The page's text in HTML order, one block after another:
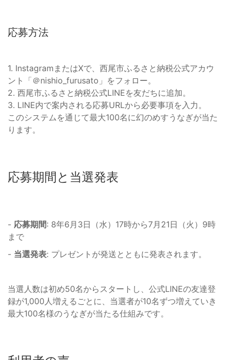
応募方法
1. InstagramまたはXで、西尾市ふるさと納税公式アカウ
ント「＠nishio_furusato」をフォロー。
2. 西尾市ふるさと納税公式LINEを友だちに追加。
3. LINE内で案内される応募URLから必要事項を入力。
このシステムを通じて最大100名に幻のめすうなぎが当た
ります。
応募期間と当選発表
- 応募期間: 8年6月3日（水）17時から7月21日（火）9時
まで
- 当選発表: プレゼントが発送とともに発表されます。
当選人数は初め50名からスタートし、公式LINEの友達登
録が1,000人増えるごとに、当選者が10名ずつ増えていき
最大100名様のうなぎが当たる仕組みです。